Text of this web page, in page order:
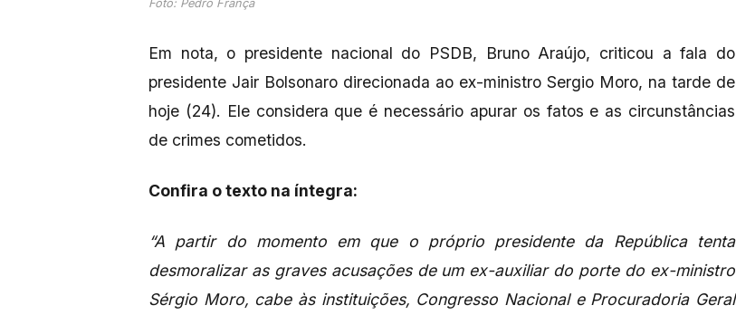
Foto: Pedro França
Em nota, o presidente nacional do PSDB, Bruno Araújo, criticou a fala do
presidente Jair Bolsonaro direcionada ao ex-ministro Sergio Moro, na tarde de
hoje (24). Ele considera que é necessário apurar os fatos e as circunstâncias
de crimes cometidos.
Confira o texto na íntegra:
“A partir do momento em que o próprio presidente da República tenta
desmoralizar as graves acusações de um ex-auxiliar do porte do ex-ministro
Sérgio Moro, cabe às instituições, Congresso Nacional e Procuradoria Geral